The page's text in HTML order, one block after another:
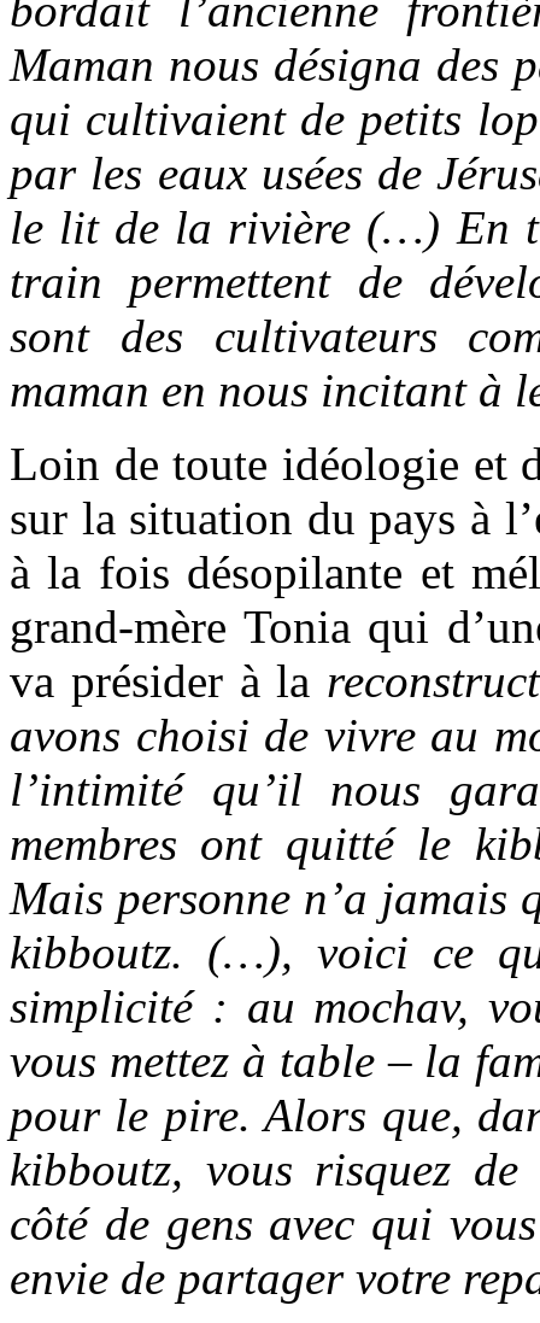
Maman nous désigna des
qui cultivaient de petits
par les eaux usées de
le lit de la rivière (…) En
train permettent de
sont des cultivateurs
maman en nous incitant à
Loin de toute idéologie et
sur la situation du pays à
à la fois désopilante et
grand-mère Tonia qui
va présider à la
avons choisi de vivre au
l’intimité qu’il nous
membres ont quitté le
Mais personne n’a jamais
kibboutz. (…), voici ce
simplicité : au mochav,
vous mettez à table – la
pour le pire. Alors que,
kibboutz, vous risquez
côté de gens avec qui
envie de partager votre